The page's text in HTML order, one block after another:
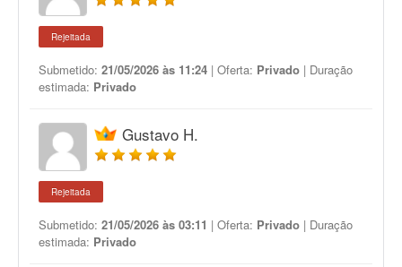
Rejeitada
Submetido: 21/05/2026 às 11:24 | Oferta: Privado | Duração
estimada: Privado
Gustavo H.
Rejeitada
Submetido: 21/05/2026 às 03:11 | Oferta: Privado | Duração
estimada: Privado